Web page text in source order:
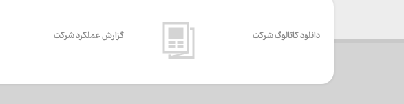
دانلود کاتالوگ شرکت گزارش عملکرد شرکت